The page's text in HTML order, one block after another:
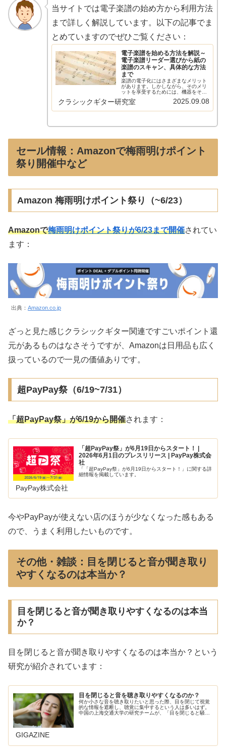
当サイトでは電子楽譜の始め方から利用方法
まで詳しく解説しています。以下の記事でま
とめていますのでぜひご覧ください：
電子楽譜を始める方法を解説～
電子楽譜リーダー選びから紙の
楽譜のスキャン、具体的な方法
まで
楽譜の電子化にはさまざまなメリット
があります。しかしながら、そのメリ
ットを享受するためには、機器をそろ
え、紙の楽譜をスキャンしてPDFにす
るなどの作業が必要です。この記事で
クラシックギター研究室 2025.09.08
セール情報：Amazonで梅雨明けポイント
祭り開催中など
Amazon 梅雨明けポイント祭り（~6/23）
Amazonで梅雨明けポイント祭りが6/23まで開催されてい
ます：
出典： Amazon.co.jp
ざっと見た感じクラシックギター関連ですごいポイント還
元があるものはなさそうですが、Amazonは日用品も広く
扱っているので一見の価値ありです。
超PayPay祭（6/19~7/31）
「超PayPay祭」が6/19から開催されます：
「超PayPay祭」が6月19日からスタート！ |
2026年6月1日のプレスリリース | PayPay株式会
社
「「超PayPay祭」が6月19日からスタート！」に関する詳
細情報を掲載しています。
PayPay株式会社
今やPayPayが使えない店のほうが少なくなった感もある
ので、うまく利用したいものです。
その他・雑談：目を閉じると音が聞き取り
やすくなるのは本当か？
目を閉じると音が聞き取りやすくなるのは本当
か？
目を閉じると音が聞き取りやすくなるのは本当か？という
研究が紹介されています：
目を閉じると音を聴き取りやすくなるのか？
何か小さな音を聴き取りたいと思った際、目を閉じて視覚
的な情報を遮断し、聴覚に集中するという人は多いはず。
中国の上海交通大学の研究チームが、「目を閉じると騒が
GIGAZINE